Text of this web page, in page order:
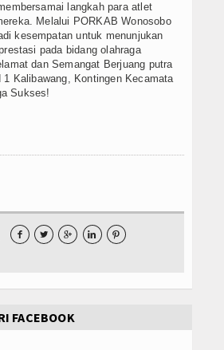
langkah para atlet
Melalui PORKAB Wonosobo
kesempatan untuk menunjukan
pada bidang olahraga
dan Semangat Berjuang putra
Kalibawang, Kontingen Kecamata
Sukses!
    
FACEBOOK